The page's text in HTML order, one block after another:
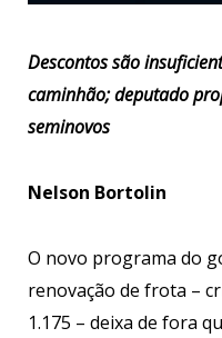
Descontos são
caminhão; deputado
seminovos
Nelson Bortolin
O novo programa do
renovação de frota –
1.175 – deixa de fora